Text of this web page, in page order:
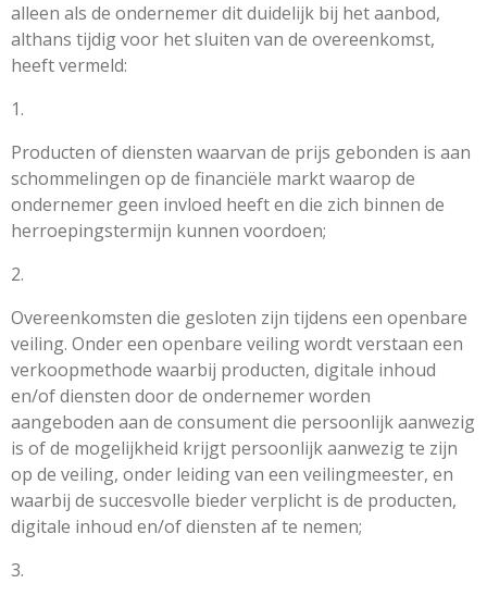
alleen als de ondernemer dit duidelijk bij het aanbod,
althans tijdig voor het sluiten van de overeenkomst,
heeft vermeld:
1.
Producten of diensten waarvan de prijs gebonden is aan
schommelingen op de financiële markt waarop de
ondernemer geen invloed heeft en die zich binnen de
herroepingstermijn kunnen voordoen;
2.
Overeenkomsten die gesloten zijn tijdens een openbare
veiling. Onder een openbare veiling wordt verstaan een
verkoopmethode waarbij producten, digitale inhoud
en/of diensten door de ondernemer worden
aangeboden aan de consument die persoonlijk aanwezig
is of de mogelijkheid krijgt persoonlijk aanwezig te zijn
op de veiling, onder leiding van een veilingmeester, en
waarbij de succesvolle bieder verplicht is de producten,
digitale inhoud en/of diensten af te nemen;
3.